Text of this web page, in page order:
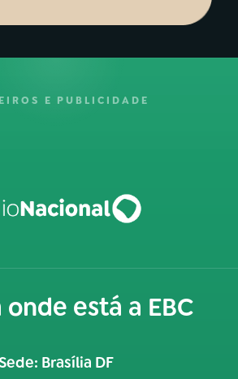
E PUBLICIDADE
onde está a EBC
Brasília DF